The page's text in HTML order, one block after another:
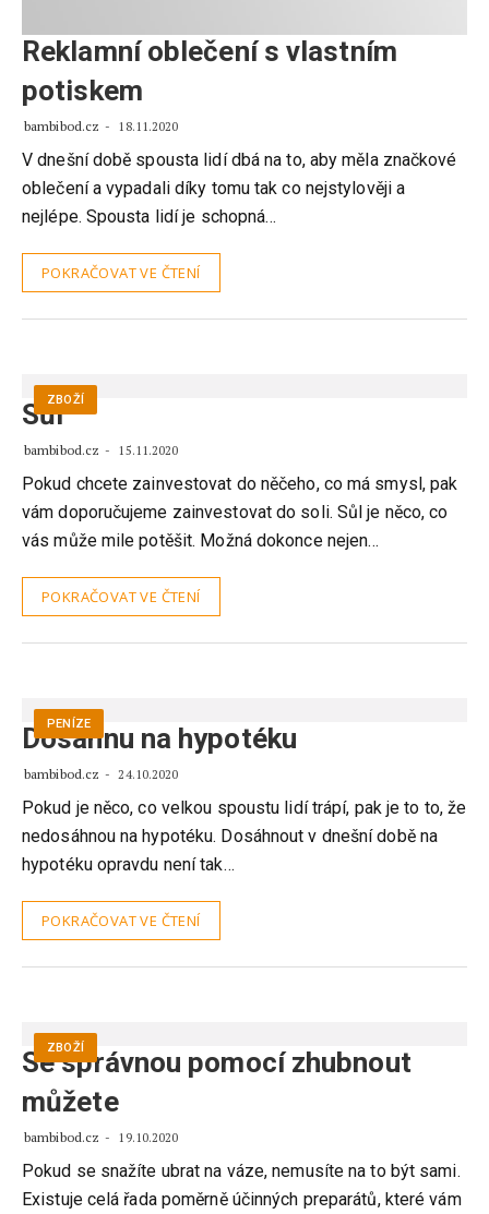
Reklamní oblečení s vlastním
potiskem
bambibod.cz 18.11.2020
V dnešní době spousta lidí dbá na to, aby měla značkové
oblečení a vypadali díky tomu tak co nejstylověji a
nejlépe. Spousta lidí je schopná…
POKRAČOVAT VE ČTENÍ
ZBOŽÍ
Sůl
bambibod.cz 15.11.2020
Pokud chcete zainvestovat do něčeho, co má smysl, pak
vám doporučujeme zainvestovat do soli. Sůl je něco, co
vás může mile potěšit. Možná dokonce nejen…
POKRAČOVAT VE ČTENÍ
PENÍZE
Dosáhnu na hypotéku
bambibod.cz 24.10.2020
Pokud je něco, co velkou spoustu lidí trápí, pak je to to, že
nedosáhnou na hypotéku. Dosáhnout v dnešní době na
hypotéku opravdu není tak…
POKRAČOVAT VE ČTENÍ
ZBOŽÍ
Se správnou pomocí zhubnout
můžete
bambibod.cz 19.10.2020
Pokud se snažíte ubrat na váze, nemusíte na to být sami.
Existuje celá řada poměrně účinných preparátů, které vám